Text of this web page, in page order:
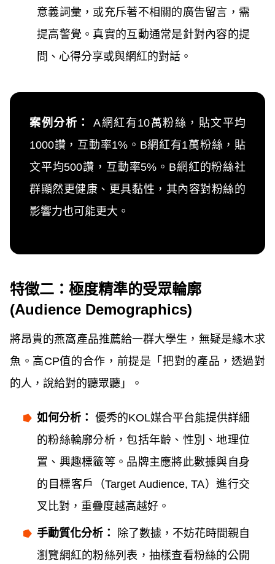
意義詞彙，或充斥著不相關的廣告留言，需
提高警覺。真實的互動通常是針對內容的提
問、心得分享或與網紅的對話。
案例分析：
A網紅有10萬粉絲，貼文平均
1000讚，互動率1%。B網紅有1萬粉絲，貼
文平均500讚，互動率5%。B網紅的粉絲社
群顯然更健康、更具黏性，其內容對粉絲的
影響力也可能更大。
特徵二：極度精準的受眾輪廓
(Audience Demographics)
將昂貴的燕窩產品推薦給一群大學生，無疑是緣木求
魚。高CP值的合作，前提是「把對的產品，透過對
的人，說給對的聽眾聽」。
如何分析： 優秀的KOL媒合平台能提供詳細
的粉絲輪廓分析，包括年齡、性別、地理位
置、興趣標籤等。品牌主應將此數據與自身
的目標客戶（Target Audience, TA）進行交
叉比對，重疊度越高越好。
手動質化分析：
除了數據，不妨花時間親自
瀏覽網紅的粉絲列表，抽樣查看粉絲的公開